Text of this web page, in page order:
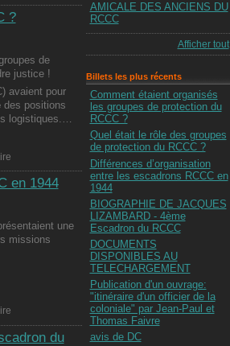
?
de
justice !
avaient pour
des positions
logistiques.…
en 1944
une
missions
du
AMICALE DES ANCIENS DU
RCCC
Afficher tout
Billets les plus récents
Comment étaient organisés
les groupes de protection du
RCCC ?
Quel était le rôle des groupes
de protection du RCCC ?
Différences d’organisation
entre les escadrons RCCC en
1944
BIOGRAPHIE DE JACQUES
LIZAMBARD - 4ème
Escadron du RCCC
DOCUMENTS
DISPONIBLES AU
TELECHARGEMENT
Publication d'un ouvrage:
"itinéraire d'un officier de la
coloniale" par Jean-Paul et
Thomas Faivre
avis de DC